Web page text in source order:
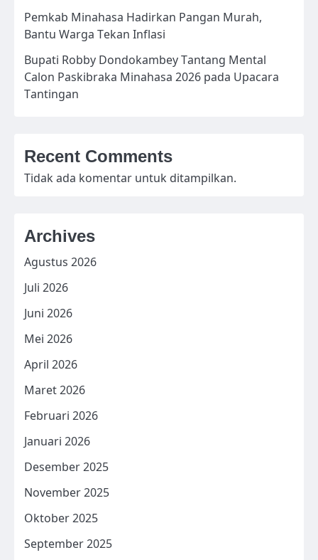
Pemkab Minahasa Hadirkan Pangan Murah,
Bantu Warga Tekan Inflasi
Bupati Robby Dondokambey Tantang Mental
Calon Paskibraka Minahasa 2026 pada Upacara
Tantingan
Recent Comments
Tidak ada komentar untuk ditampilkan.
Archives
Agustus 2026
Juli 2026
Juni 2026
Mei 2026
April 2026
Maret 2026
Februari 2026
Januari 2026
Desember 2025
November 2025
Oktober 2025
September 2025